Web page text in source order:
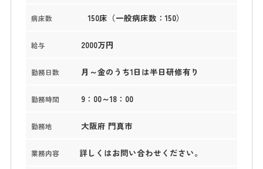
病床数 150床（一般病床数：150）
給与 2000万円
勤務日数 月～金のうち1日は半日研修有り
勤務時間 9：00～18：00
勤務地 大阪府 門真市
業務内容 詳しくはお問い合わせください。